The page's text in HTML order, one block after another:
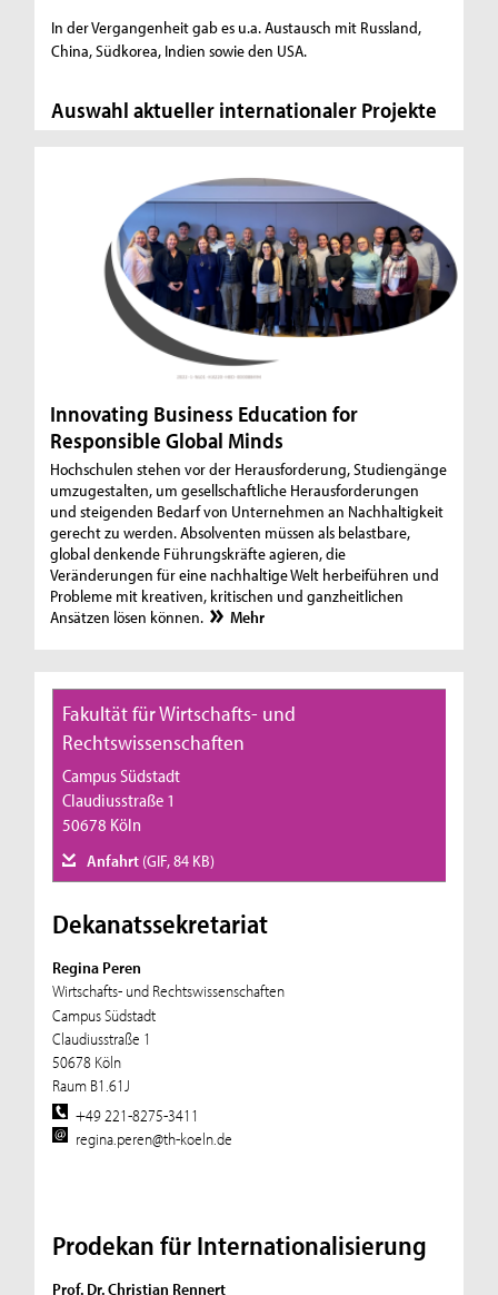
In der Vergangenheit gab es u.a. Austausch mit Russland,
China, Südkorea, Indien sowie den USA.
Auswahl aktueller internationaler Projekte
Innovating Business Education for
Responsible Global Minds
Hochschulen stehen vor der Herausforderung, Studiengänge
umzugestalten, um gesellschaftliche Herausforderungen
und steigenden Bedarf von Unternehmen an Nachhaltigkeit
gerecht zu werden. Absolventen müssen als belastbare,
global denkende Führungskräfte agieren, die
Veränderungen für eine nachhaltige Welt herbeiführen und
Probleme mit kreativen, kritischen und ganzheitlichen
Ansätzen lösen können.
Mehr
Fakultät für Wirtschafts- und
Rechtswissenschaften
Campus Südstadt
Claudiusstraße 1
50678 Köln
Anfahrt (GIF, 84 KB)
Dekanatssekretariat
Regina Peren
Wirtschafts- und Rechtswissenschaften
Campus Südstadt
Claudiusstraße 1
50678 Köln
Raum B1.61J
+49 221-8275-3411
regina.peren@th-koeln.de
Prodekan für Internationalisierung
Prof. Dr. Christian Rennert